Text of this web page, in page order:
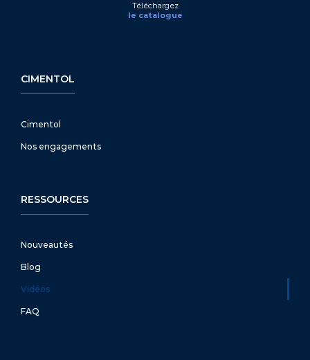
Téléchargez
le catalogue
CIMENTOL
Cimentol
Nos engagements
RESSOURCES
Nouveautés
Blog
Vidéos
FAQ